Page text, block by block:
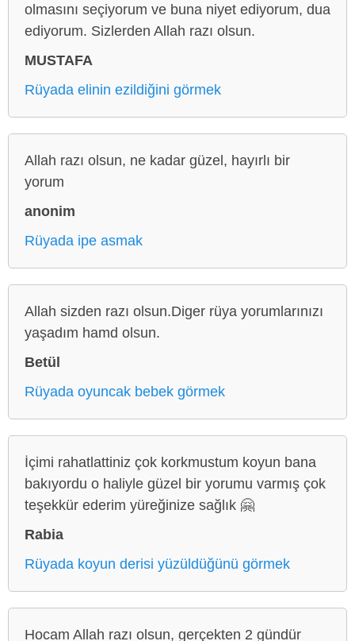
olmasını seçiyorum ve buna niyet ediyorum, dua
ediyorum. Sizlerden Allah razı olsun.
MUSTAFA
Rüyada elinin ezildiğini görmek
Allah razı olsun, ne kadar güzel, hayırlı bir
yorum
anonim
Rüyada ipe asmak
Allah sizden razı olsun.Diger rüya yorumlarınızı
yaşadım hamd olsun.
Betül
Rüyada oyuncak bebek görmek
İçimi rahatlattiniz çok korkmustum koyun bana
bakıyordu o haliyle güzel bir yorumu varmış çok
teşekkür ederim yüreğinize sağlık 🤗
Rabia
Rüyada koyun derisi yüzüldüğünü görmek
Hocam Allah razı olsun, gerçekten 2 gündür